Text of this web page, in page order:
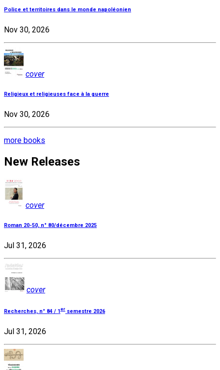
Police et territoires dans le monde napoléonien
Nov 30, 2026
cover
Religieux et religieuses face à la guerre
Nov 30, 2026
more books
New Releases
cover
Roman 20-50, n° 80/décembre 2025
Jul 31, 2026
cover
Recherches, n° 84 / 1er semestre 2026
Jul 31, 2026